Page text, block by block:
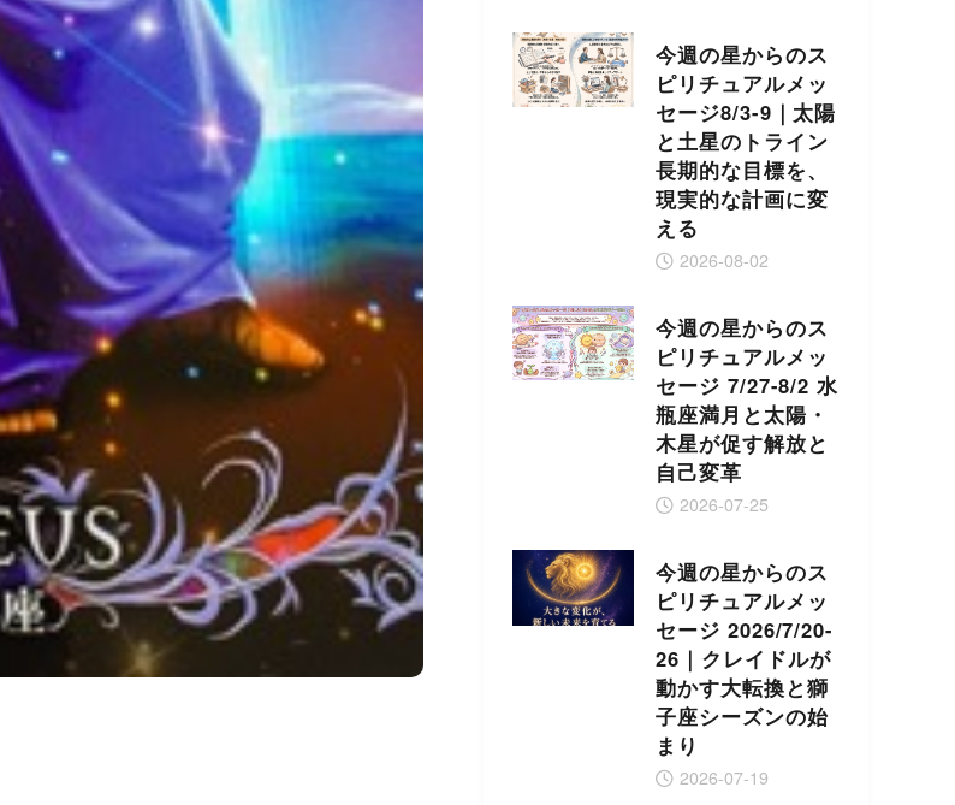
今週の星からのス
ピリチュアルメッ
セージ8/3-9｜太陽
と土星のトライン
長期的な目標を、
現実的な計画に変
える
2026-08-02
今週の星からのス
ピリチュアルメッ
セージ 7/27-8/2 水
瓶座満月と太陽・
木星が促す解放と
自己変革
2026-07-25
今週の星からのス
ピリチュアルメッ
セージ 2026/7/20-
26｜クレイドルが
動かす大転換と獅
子座シーズンの始
まり
2026-07-19